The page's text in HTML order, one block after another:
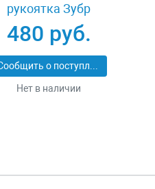
рукоятка Зубр
34395-40
480 руб.
Сообщить о поступлении
Нет в наличии